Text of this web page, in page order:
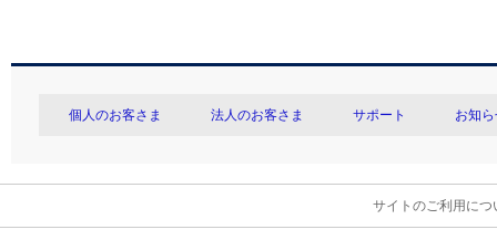
個人のお客さま 法人のお客さま サポート お知
サイトのご利用につ